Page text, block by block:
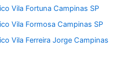
Vila Fortuna Campinas SP
Vila Formosa Campinas SP
Vila Ferreira Jorge Campinas